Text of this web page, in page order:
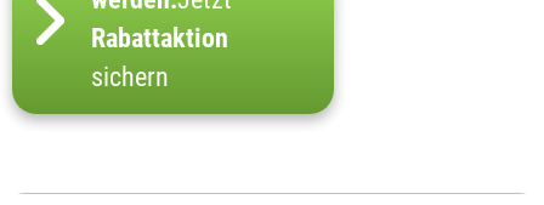
Rabattaktion
sichern